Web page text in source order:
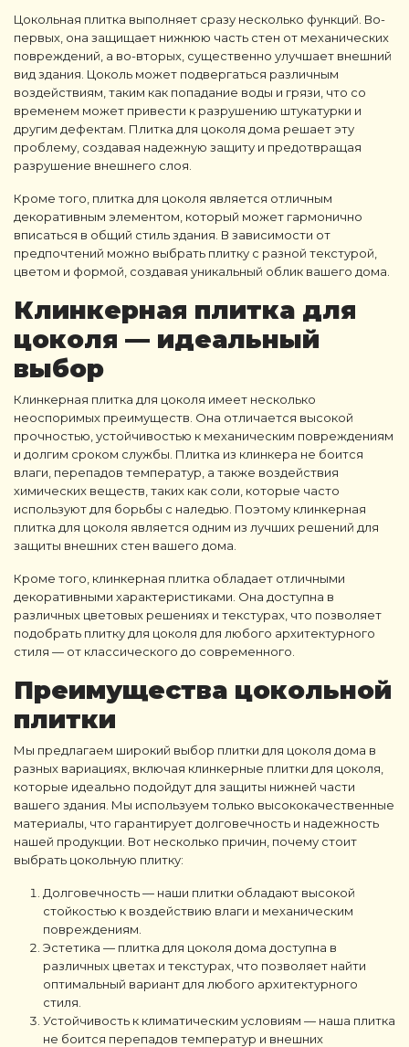
Цокольная плитка выполняет сразу несколько функций. Во-
первых, она защищает нижнюю часть стен от механических
повреждений, а во-вторых, существенно улучшает внешний
вид здания. Цоколь может подвергаться различным
воздействиям, таким как попадание воды и грязи, что со
временем может привести к разрушению штукатурки и
другим дефектам. Плитка для цоколя дома решает эту
проблему, создавая надежную защиту и предотвращая
разрушение внешнего слоя.
Кроме того, плитка для цоколя является отличным
декоративным элементом, который может гармонично
вписаться в общий стиль здания. В зависимости от
предпочтений можно выбрать плитку с разной текстурой,
цветом и формой, создавая уникальный облик вашего дома.
Клинкерная плитка для
цоколя — идеальный
выбор
Клинкерная плитка для цоколя имеет несколько
неоспоримых преимуществ. Она отличается высокой
прочностью, устойчивостью к механическим повреждениям
и долгим сроком службы. Плитка из клинкера не боится
влаги, перепадов температур, а также воздействия
химических веществ, таких как соли, которые часто
используют для борьбы с наледью. Поэтому клинкерная
плитка для цоколя является одним из лучших решений для
защиты внешних стен вашего дома.
Кроме того, клинкерная плитка обладает отличными
декоративными характеристиками. Она доступна в
различных цветовых решениях и текстурах, что позволяет
подобрать плитку для цоколя для любого архитектурного
стиля — от классического до современного.
Преимущества цокольной
плитки
Мы предлагаем широкий выбор плитки для цоколя дома в
разных вариациях, включая клинкерные плитки для цоколя,
которые идеально подойдут для защиты нижней части
вашего здания. Мы используем только высококачественные
материалы, что гарантирует долговечность и надежность
нашей продукции. Вот несколько причин, почему стоит
выбрать цокольную плитку:
Долговечность — наши плитки обладают высокой
стойкостью к воздействию влаги и механическим
повреждениям.
Эстетика — плитка для цоколя дома доступна в
различных цветах и текстурах, что позволяет найти
оптимальный вариант для любого архитектурного
стиля.
Устойчивость к климатическим условиям — наша плитка
не боится перепадов температур и внешних